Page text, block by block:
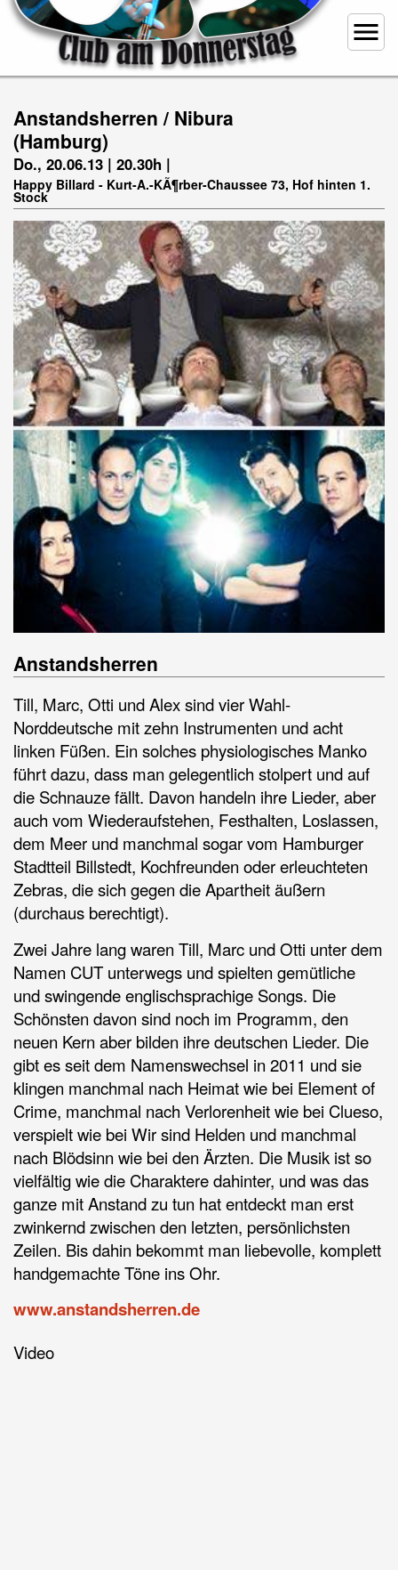
menu
Anstandsherren / Nibura
(Hamburg)
Do., 20.06.13 | 20.30h |
Happy Billard - Kurt-A.-KÃ¶rber-Chaussee 73, Hof hinten 1.
Stock
Anstandsherren
Till, Marc, Otti und Alex sind vier Wahl-
Norddeutsche mit zehn Instrumenten und acht
linken Füßen. Ein solches physiologisches Manko
führt dazu, dass man gelegentlich stolpert und auf
die Schnauze fällt. Davon handeln ihre Lieder, aber
auch vom Wiederaufstehen, Festhalten, Loslassen,
dem Meer und manchmal sogar vom Hamburger
Stadtteil Billstedt, Kochfreunden oder erleuchteten
Zebras, die sich gegen die Apartheit äußern
(durchaus berechtigt).
Zwei Jahre lang waren Till, Marc und Otti unter dem
Namen CUT unterwegs und spielten gemütliche
und swingende englischsprachige Songs. Die
Schönsten davon sind noch im Programm, den
neuen Kern aber bilden ihre deutschen Lieder. Die
gibt es seit dem Namenswechsel in 2011 und sie
klingen manchmal nach Heimat wie bei Element of
Crime, manchmal nach Verlorenheit wie bei Clueso,
verspielt wie bei Wir sind Helden und manchmal
nach Blödsinn wie bei den Ärzten. Die Musik ist so
vielfältig wie die Charaktere dahinter, und was das
ganze mit Anstand zu tun hat entdeckt man erst
zwinkernd zwischen den letzten, persönlichsten
Zeilen. Bis dahin bekommt man liebevolle, komplett
handgemachte Töne ins Ohr.
www.anstandsherren.de
Video